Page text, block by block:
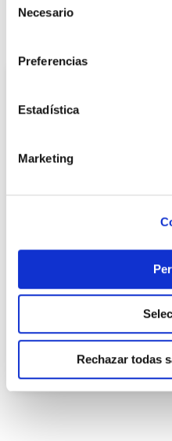
Necesario
Preferencias
Estadística
Marketing
Rechazar todas
Añadir